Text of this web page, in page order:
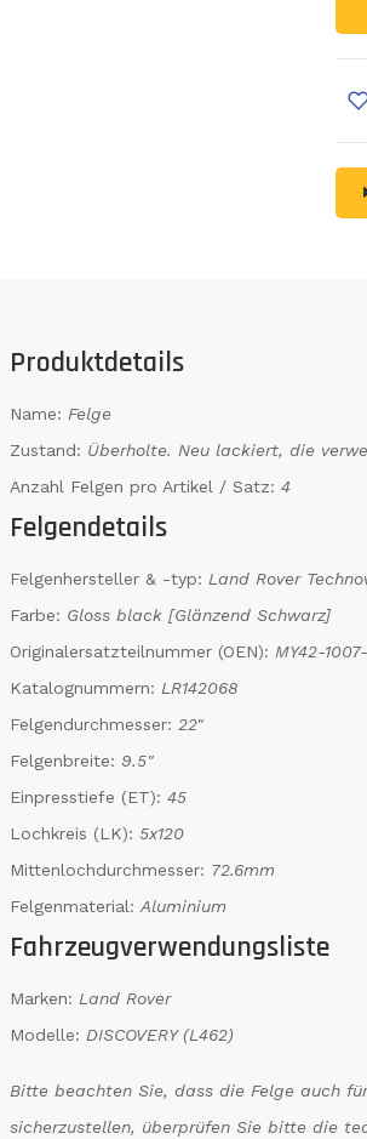
Produktdetails
Name: Felge
Zustand: Überholte. Neu lackiert, die
Anzahl Felgen pro Artikel / Satz: 4
Felgendetails
Felgenhersteller & -typ: Land Rover
Farbe: Gloss black [Glänzend Schwarz]
Originalersatzteilnummer (OEN): MY42-
Katalognummern: LR142068
Felgendurchmesser: 22"
Felgenbreite: 9.5"
Einpresstiefe (ET): 45
Lochkreis (LK): 5x120
Mittenlochdurchmesser: 72.6mm
Felgenmaterial: Aluminium
Fahrzeugverwendungsliste
Marken: Land Rover
Modelle: DISCOVERY (L462)
Bitte beachten Sie, dass die Felge auch
sicherzustellen, überprüfen Sie bitte die